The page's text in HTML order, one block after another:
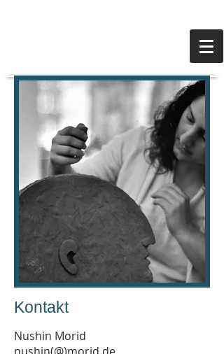
Kontakt
Nushin Morid